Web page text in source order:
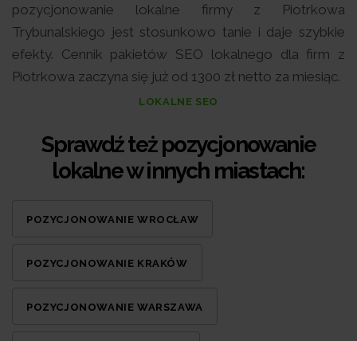
pozycjonowanie lokalne firmy z Piotrkowa
Trybunalskiego jest stosunkowo tanie i daje szybkie
efekty. Cennik pakietów SEO lokalnego dla firm z
Piotrkowa zaczyna się już od 1300 zł netto za miesiąc.
LOKALNE SEO
Sprawdź też pozycjonowanie
lokalne w innych miastach:
POZYCJONOWANIE WROCŁAW
POZYCJONOWANIE KRAKÓW
POZYCJONOWANIE WARSZAWA